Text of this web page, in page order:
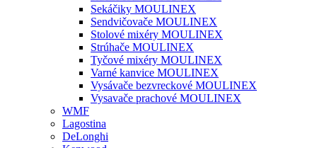
Sekáčiky MOULINEX
Sendvičovače MOULINEX
Stolové mixéry MOULINEX
Strúhače MOULINEX
Tyčové mixéry MOULINEX
Varné kanvice MOULINEX
Vysávače bezvreckové MOULINEX
Vysavače prachové MOULINEX
WMF
Lagostina
DeLonghi